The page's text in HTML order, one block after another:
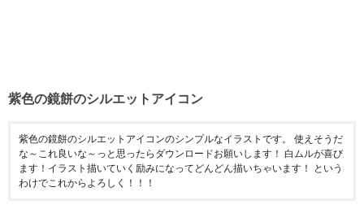
紫色の鏡餅のシルエットアイコン
紫色の鏡餅のシルエットアイコンのシンプルなイラストです。 使えそうだ
な～これ良いな～っと思ったらダウンロードお願いします！ 白ムルが喜び
ます！イラスト描いていく励みになってどんどん描いちゃいます！ という
わけでこれからよろしく！！！